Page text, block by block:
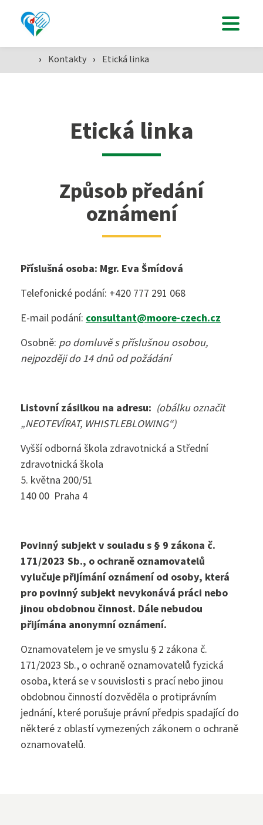
Studenti
Aktuálně
Přijímací zkoušky ›
Zdravotnické lyceum
Nutriční asistent
Masér ve zdravotnictví
Bezpečnostně právní činnost
Přijímací zkoušky ›
Praxe ›
Nostrifikační zkoušky ›
Školné ›
Diplomovaný nutriční terapeut
Diplomovaná všeobecná sestra
Diplomovaná dětská sestra
Kontakty
Instagram
Jídelníček
244 105 001
sekretariat@szs5kvetna.cz
› Kontakty › Etická linka
Etická linka
Způsob předání
oznámení
Příslušná osoba: Mgr. Eva Šmídová
Telefonické podání: +420 777 291 068
E-mail podání: consultant@moore-czech.cz
Osobně: po domluvě s příslušnou osobou,
nejpozději do 14 dnů od požádání
Listovní zásilkou na adresu: (obálku označit
„NEOTEVÍRAT, WHISTLEBLOWING“)
Vyšší odborná škola zdravotnická a Střední
zdravotnická škola
5. května 200/51
140 00 Praha 4
Povinný subjekt v souladu s § 9 zákona č.
171/2023 Sb., o ochraně oznamovatelů
vylučuje přijímání oznámení od osoby, která
pro povinný subjekt nevykonává práci nebo
jinou obdobnou činnost. Dále nebudou
přijímána anonymní oznámení.
Oznamovatelem je ve smyslu § 2 zákona č.
171/2023 Sb., o ochraně oznamovatelů fyzická
osoba, která se v souvislosti s prací nebo jinou
obdobnou činností dozvěděla o protiprávním
jednání, které porušuje právní předpis spadající do
některé z oblastí vymezených zákonem o ochraně
oznamovatelů.